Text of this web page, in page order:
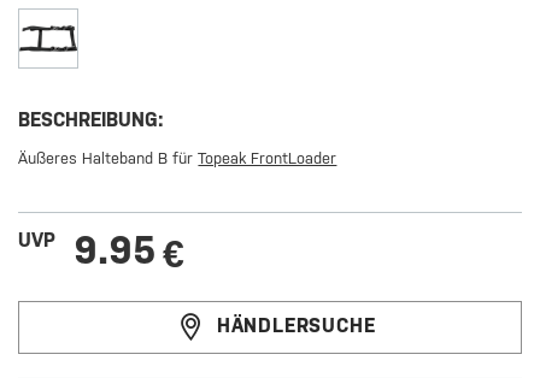
BESCHREIBUNG:
Äußeres Halteband B fürTopeak FrontLoader
UVP 9.95 €
HÄNDLERSUCHE